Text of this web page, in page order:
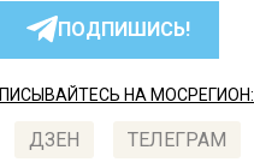
ПОДПИШИСЬ!
НА МОСРЕГИОН:
ДЗЕН ТЕЛЕГРАМ